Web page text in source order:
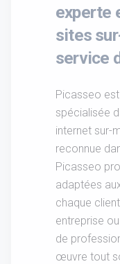
experte
sites
service
Picasseo
spécialisée
internet sur-
reconnue
Picasseo
adaptées
chaque
entreprise
de
œuvre tout